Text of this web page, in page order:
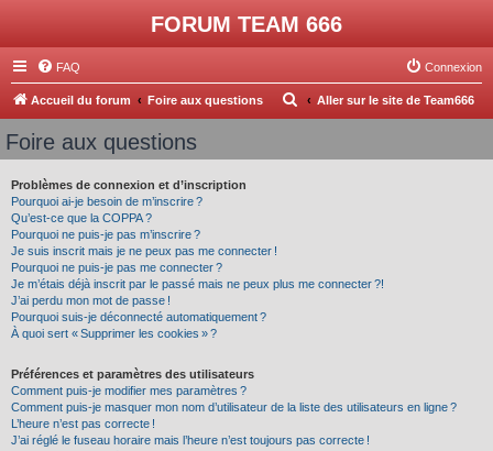
FORUM TEAM 666
FAQ Connexion
Accueil du forum Foire aux questions Aller sur le site de Team666
R
h
Foire aux questions
Problèmes de connexion et d’inscription
Pourquoi ai-je besoin de m’inscrire ?
Qu’est-ce que la COPPA ?
Pourquoi ne puis-je pas m’inscrire ?
Je suis inscrit mais je ne peux pas me connecter !
Pourquoi ne puis-je pas me connecter ?
Je m’étais déjà inscrit par le passé mais ne peux plus me connecter ?!
J’ai perdu mon mot de passe !
Pourquoi suis-je déconnecté automatiquement ?
À quoi sert « Supprimer les cookies » ?
Préférences et paramètres des utilisateurs
Comment puis-je modifier mes paramètres ?
Comment puis-je masquer mon nom d’utilisateur de la liste des utilisateurs en ligne ?
L’heure n’est pas correcte !
J’ai réglé le fuseau horaire mais l’heure n’est toujours pas correcte !